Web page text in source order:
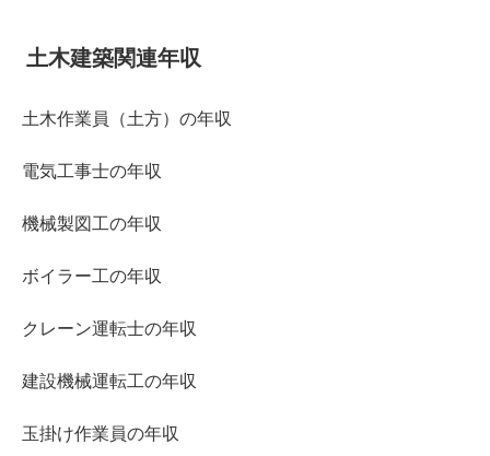
土木建築関連年収
土木作業員（土方）の年収
電気工事士の年収
機械製図工の年収
ボイラー工の年収
クレーン運転士の年収
建設機械運転工の年収
玉掛け作業員の年収